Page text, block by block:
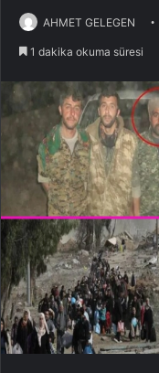
AHMET GELEGEN
1 dakika okuma süresi